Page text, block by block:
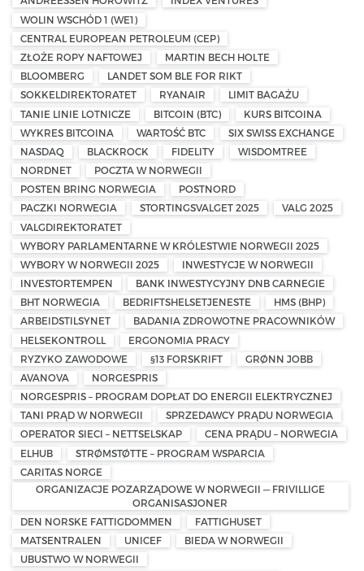
WOLIN WSCHÓD 1 (WE1)
CENTRAL EUROPEAN PETROLEUM (CEP)
ZŁOŻE ROPY NAFTOWEJ
MARTIN BECH HOLTE
BLOOMBERG
LANDET SOM BLE FOR RIKT
SOKKELDIREKTORATET
RYANAIR
LIMIT BAGAŻU
TANIE LINIE LOTNICZE
BITCOIN (BTC)
KURS BITCOINA
WYKRES BITCOINA
WARTOŚĆ BTC
SIX SWISS EXCHANGE
NASDAQ
BLACKROCK FIDELITY
WISDOMTREE
NORDNET
POCZTA W NORWEGII
POSTEN BRING NORWEGIA
POSTNORD
PACZKI NORWEGIA
STORTINGSVALGET 2025
VALG 2025
VALGDIREKTORATET
WYBORY PARLAMENTARNE W KRÓLESTWIE NORWEGII 2025
WYBORY W NORWEGII 2025
INWESTYCJE W NORWEGII
INVESTORTEMPEN
BANK INWESTYCYJNY DNB CARNEGIE
BHT NORWEGIA
BEDRIFTSHELSETJENESTE
HMS (BHP)
ARBEIDSTILSYNET
BADANIA ZDROWOTNE PRACOWNIKÓW
HELSEKONTROLL
ERGONOMIA PRACY
RYZYKO ZAWODOWE
§13 FORSKRIFT
GRØNN JOBB
AVANOVA
NORGESPRIS
NORGESPRIS – PROGRAM DOPŁAT DO ENERGII ELEKTRYCZNEJ
TANI PRĄD W NORWEGII
SPRZEDAWCY PRĄDU NORWEGIA
OPERATOR SIECI – NETTSELSKAP
CENA PRĄDU – NORWEGIA
ELHUB
STRØMSTØTTE – PROGRAM WSPARCIA
CARITAS NORGE
ORGANIZACJE POZARZĄDOWE W NORWEGII — FRIVILLIGE
ORGANISASJONER
DEN NORSKE FATTIGDOMMEN
FATTIGHUSET
MATSENTRALEN
UNICEF
BIEDA W NORWEGII
UBUSTWO W NORWEGII